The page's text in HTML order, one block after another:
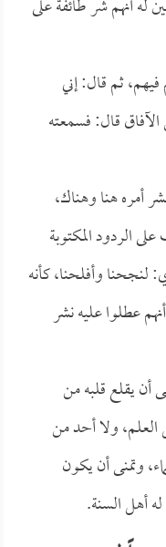
له أنهم شر طائفة على
ثم قال: إني
قال: فسمعته
أمره هنا وهناك،
الردود المكتوبة
لنجحنا وأفلحنا، كأنه
عطلوا عليه نشر
يقلع قلبه من
العلم، ولا أحد من
وتمنى أن يكون
أهل السنة.